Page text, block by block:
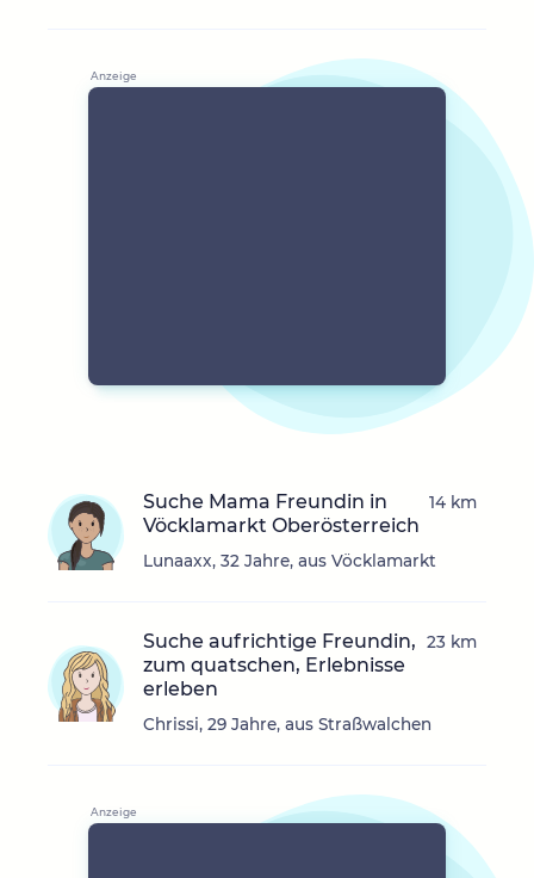
Suche Mama Freundin in
Vöcklamarkt Oberösterreich
Lunaaxx, 32 Jahre, aus Vöcklamarkt
14 km
Suche aufrichtige Freundin,
zum quatschen, Erlebnisse
erleben
Chrissi, 29 Jahre, aus Straßwalchen
23 km